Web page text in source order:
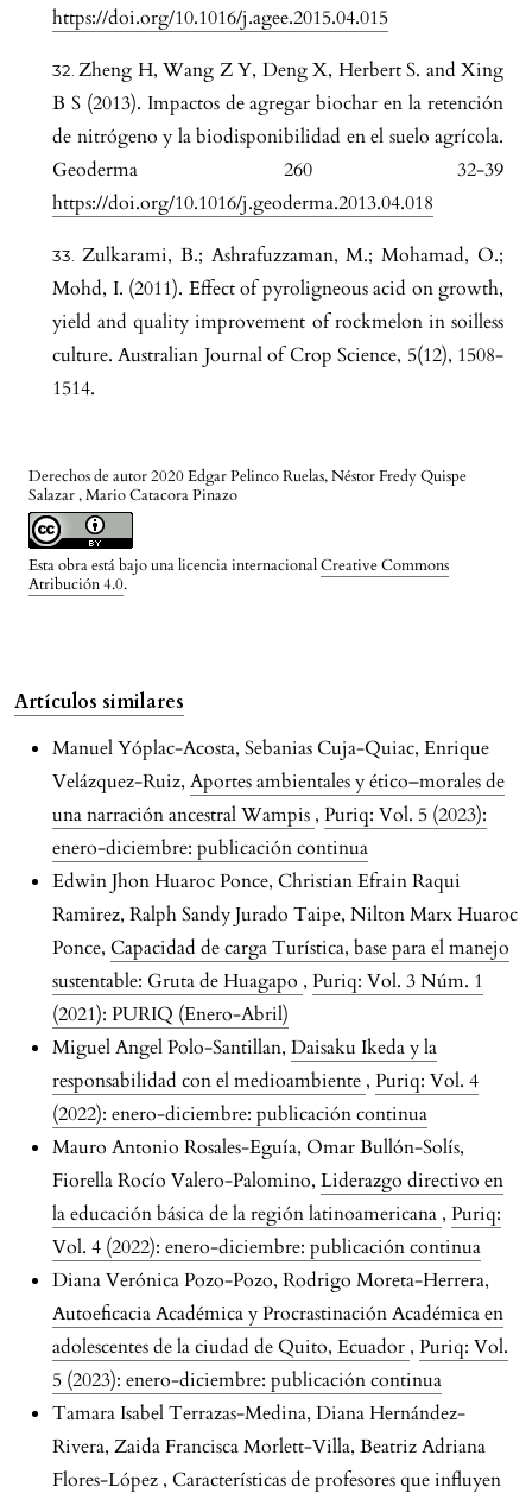
Derechos de autor 2020 Edgar Pelinco Ruelas, Néstor Fredy Quispe
Salazar , Mario Catacora Pinazo
Esta obra está bajo una licencia internacionalCreative Commons
Atribución 4.0.
https://doi.org/10.1016/j.agee.2015.04.015
Zheng H, Wang Z Y, Deng X, Herbert S. and Xing
B S (2013). Impactos de agregar biochar en la retención
de nitrógeno y la biodisponibilidad en el suelo agrícola.
Geoderma 260 32-39
https://doi.org/10.1016/j.geoderma.2013.04.018
Zulkarami, B.; Ashrafuzzaman, M.; Mohamad, O.;
Mohd, I. (2011). Effect of pyroligneous acid on growth,
yield and quality improvement of rockmelon in soilless
culture. Australian Journal of Crop Science, 5(12), 1508-
1514.
Artículos similares
Manuel Yóplac-Acosta, Sebanias Cuja-Quiac, Enrique
Velázquez-Ruiz, Aportes ambientales y ético–morales de
una narración ancestral Wampis , Puriq: Vol. 5 (2023):
enero-diciembre: publicación continua
Edwin Jhon Huaroc Ponce, Christian Efrain Raqui
Ramirez, Ralph Sandy Jurado Taipe, Nilton Marx Huaroc
Ponce, Capacidad de carga Turística, base para el manejo
sustentable: Gruta de Huagapo , Puriq: Vol. 3 Núm. 1
(2021): PURIQ (Enero-Abril)
Miguel Angel Polo-Santillan, Daisaku Ikeda y la
responsabilidad con el medioambiente , Puriq: Vol. 4
(2022): enero-diciembre: publicación continua
Mauro Antonio Rosales-Eguía, Omar Bullón-Solís,
Fiorella Rocío Valero-Palomino, Liderazgo directivo en
la educación básica de la región latinoamericana , Puriq:
Vol. 4 (2022): enero-diciembre: publicación continua
Diana Verónica Pozo-Pozo, Rodrigo Moreta-Herrera,
Autoeficacia Académica y Procrastinación Académica en
adolescentes de la ciudad de Quito, Ecuador , Puriq: Vol.
5 (2023): enero-diciembre: publicación continua
Tamara Isabel Terrazas-Medina, Diana Hernández-
Rivera, Zaida Francisca Morlett-Villa, Beatriz Adriana
Flores-López , Características de profesores que influyen